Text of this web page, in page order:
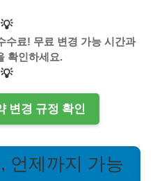
💡
수료! 무료 변경 가능 시간과
확인하세요.
💡
변경 규정 확인
언제까지 가능